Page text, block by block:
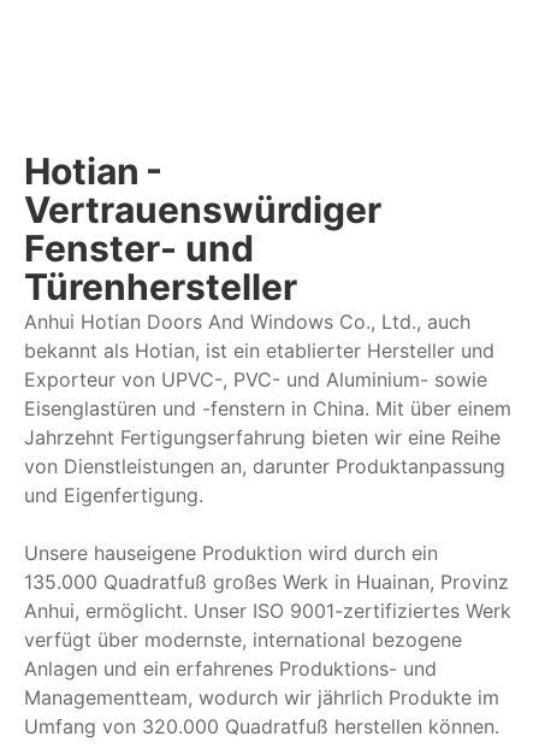
Hotian -
Vertrauenswürdiger
Fenster- und
Türenhersteller
Anhui Hotian Doors And Windows Co., Ltd., auch
bekannt als Hotian, ist ein etablierter Hersteller und
Exporteur von UPVC-, PVC- und Aluminium- sowie
Eisenglastüren und -fenstern in China. Mit über einem
Jahrzehnt Fertigungserfahrung bieten wir eine Reihe
von Dienstleistungen an, darunter Produktanpassung
und Eigenfertigung.
Unsere hauseigene Produktion wird durch ein
135.000 Quadratfuß großes Werk in Huainan, Provinz
Anhui, ermöglicht. Unser ISO 9001-zertifiziertes Werk
verfügt über modernste, international bezogene
Anlagen und ein erfahrenes Produktions- und
Managementteam, wodurch wir jährlich Produkte im
Umfang von 320.000 Quadratfuß herstellen können.